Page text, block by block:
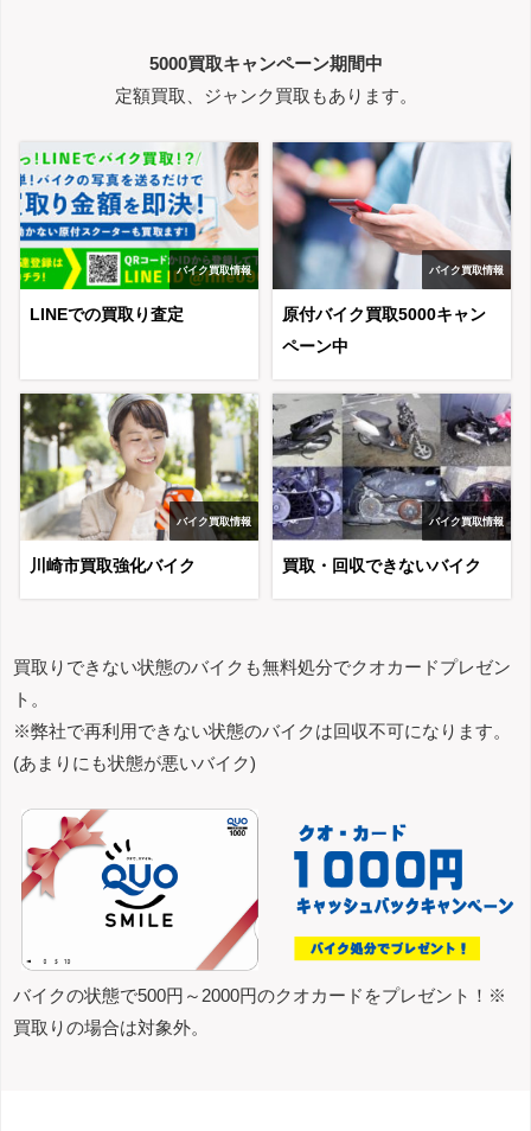
5000買取キャンペーン期間中
定額買取、ジャンク買取もあります。
バイク買取情報
LINEでの買取り査定
バイク買取情報
原付バイク買取5000キャン
ペーン中
バイク買取情報
川崎市買取強化バイク
バイク買取情報
買取・回収できないバイク
買取りできない状態のバイクも無料処分でクオカードプレゼン
ト。
※弊社で再利用できない状態のバイクは回収不可になります。
(あまりにも状態が悪いバイク)
バイクの状態で500円～2000円のクオカードをプレゼント！※
買取りの場合は対象外。